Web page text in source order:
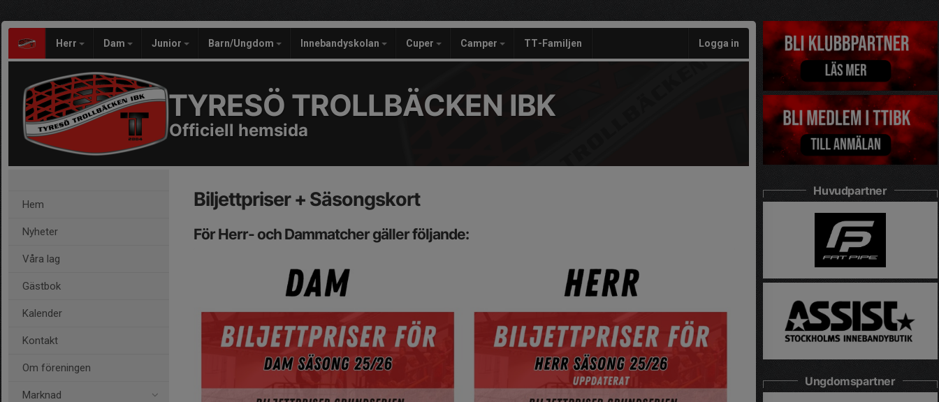
Herr Dam Junior Barn/Ungdom Innebandyskolan Cuper Camper TT-Familjen Logga in
TYRESÖ TROLLBÄCKEN IBK
Officiell hemsida
Hem
Nyheter
Våra lag
Gästbok
Kalender
Kontakt
Om föreningen
Marknad
Biljettpriser + Säsongskort
För Herr- och Dammatcher gäller följande:
Huvudpartner
Ungdomspartner